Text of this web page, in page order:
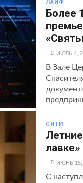
ЛАЙФ
Более
ИЮЛЬ 4,
В Зале
СИТИ
лавке»
ИЮНЬ 15,
С